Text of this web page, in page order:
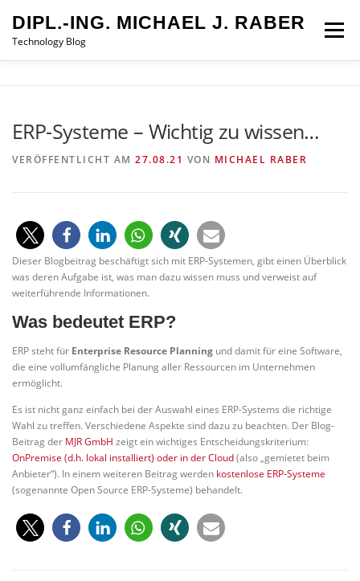
Inhalt
springen
DIPL.-ING. MICHAEL J. RABER
Technology Blog
Menü
ERP-Systeme – Wichtig zu wissen…
VERÖFFENTLICHT AM 27.08.21 VON MICHAEL RABER
Dieser Blogbeitrag beschäftigt sich mit ERP-Systemen, gibt einen Überblick
was deren Aufgabe ist, was man dazu wissen muss und verweist auf
weiterführende Informationen.
Was bedeutet ERP?
ERP steht für Enterprise Resource Planning und damit für eine Software,
die eine vollumfängliche Planung aller Ressourcen im Unternehmen
ermöglicht.
Es ist nicht ganz einfach bei der Auswahl eines ERP-Systems die richtige
Wahl zu treffen. Verschiedene Aspekte sind dazu zu beachten. Der Blog-
Beitrag der MJR GmbH zeigt ein wichtiges Entscheidungskriterium:
OnPremise (d.h. lokal installiert) oder in der Cloud(also „gemietet beim
Anbieter“). In einem weiteren Beitrag werden kostenlose ERP-Systeme
(sogenannte Open Source ERP-Systeme) behandelt.